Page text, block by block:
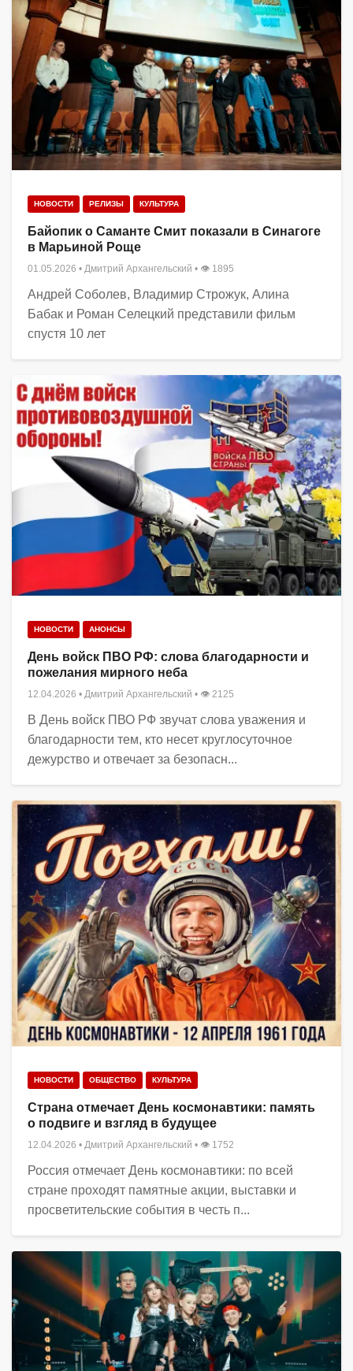
НОВОСТИ РЕЛИЗЫ КУЛЬТУРА
Байопик о Саманте Смит показали в Синагоге
в Марьиной Роще
01.05.2026 • Дмитрий Архангельский • 👁 1895
Андрей Соболев, Владимир Строжук, Алина
Бабак и Роман Селецкий представили фильм
спустя 10 лет
НОВОСТИ АНОНСЫ
День войск ПВО РФ: слова благодарности и
пожелания мирного неба
12.04.2026 • Дмитрий Архангельский • 👁 2125
В День войск ПВО РФ звучат слова уважения и
благодарности тем, кто несет круглосуточное
дежурство и отвечает за безопасн...
НОВОСТИ ОБЩЕСТВО КУЛЬТУРА
Страна отмечает День космонавтики: память
о подвиге и взгляд в будущее
12.04.2026 • Дмитрий Архангельский • 👁 1752
Россия отмечает День космонавтики: по всей
стране проходят памятные акции, выставки и
просветительские события в честь п...